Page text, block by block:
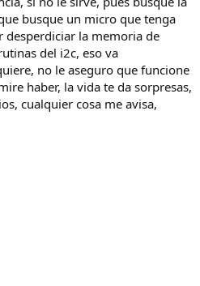
busque un micro que tenga
desperdiciar la memoria de
del i2c, eso va
no le aseguro que funcione
haber, la vida te da sorpresas,
cualquier cosa me avisa,